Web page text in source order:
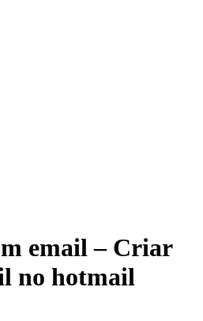
email – Criar
no hotmail